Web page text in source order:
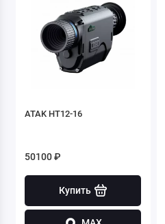
ATAK HT12-16
50100 ₽
Купить